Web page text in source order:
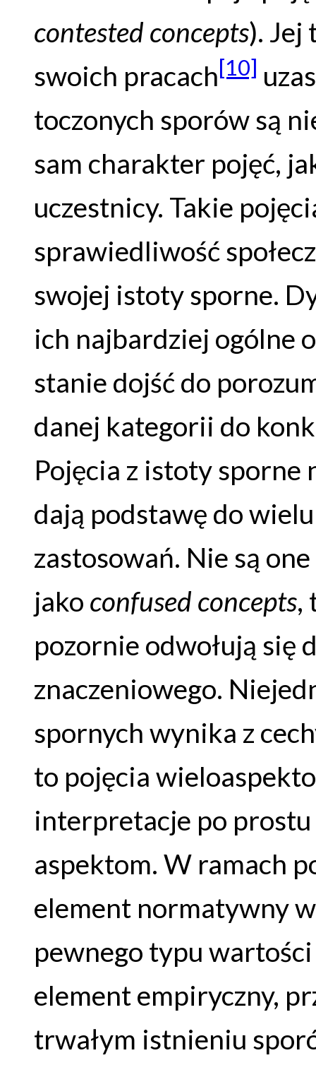
contested concepts). Jej
swoich pracach[10]
toczonych sporów są
sam charakter pojęć,
uczestnicy. Takie
sprawiedliwość
swojej istoty sporne.
ich najbardziej ogólne
stanie dojść do
danej kategorii do
Pojęcia z istoty sporne
dają podstawę do
zastosowań. Nie są
jako confused concepts,
pozornie odwołują się
znaczeniowego.
spornych wynika z
to pojęcia
interpretacje po
aspektom. W ramach
element normatywny
pewnego typu
element empiryczny,
trwałym istnieniu